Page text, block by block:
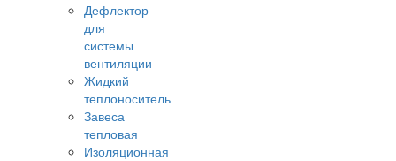
Дефлектор
для
системы
вентиляции
Жидкий
теплоноситель
Завеса
тепловая
Изоляционная